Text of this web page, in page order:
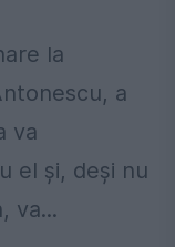
la
a
va
el și, deși nu
va...